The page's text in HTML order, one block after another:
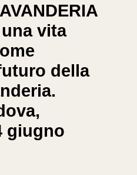
vita
della
giugno